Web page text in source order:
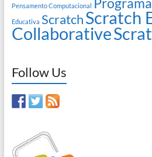
Pensamento Computacional
Educativa ScratchScratch
Collaborative
Follow Us